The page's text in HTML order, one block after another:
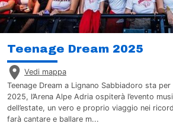
Teenage Dream 2025
Vedi mappa
Teenage Dream a Lignano Sabbiadoro sta
2025, l’Arena Alpe Adria ospiterà l’evento
dell’estate, un vero e proprio viaggio nei
farà cantare e ballare m...